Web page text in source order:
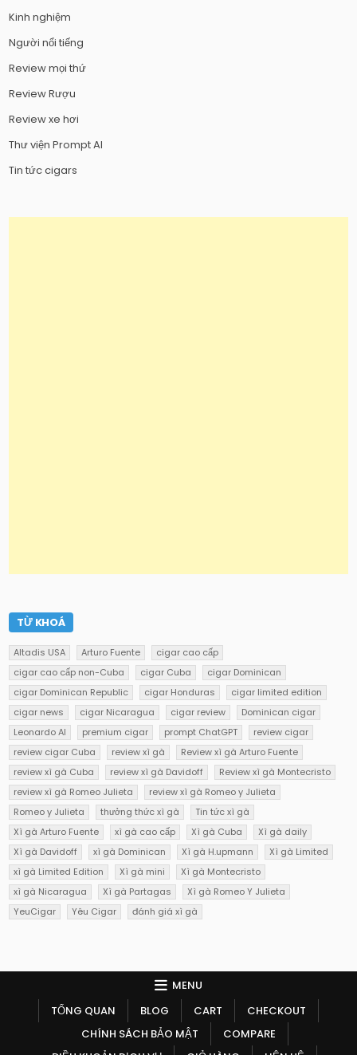
Kinh nghiệm
Người nổi tiếng
Review mọi thứ
Review Rượu
Review xe hơi
Thư viện Prompt AI
Tin tức cigars
TỪ KHOÁ
Altadis USA Arturo Fuente
cigar cao cấp
cigar cao cấp non-Cuba
cigar Cuba
cigar Dominican
cigar Dominican Republic
cigar Honduras
cigar limited edition
cigar news
cigar Nicaragua cigar review
Dominican cigar
Leonardo AI
premium cigar prompt ChatGPT
review cigar
review cigar Cuba
review xì gà
Review xì gà Arturo Fuente
review xì gà Cuba
review xì gà Davidoff
Review xì gà Montecristo
review xì gà Romeo Julieta
review xì gà Romeo y Julieta
Romeo y Julieta
thưởng thức xì gà
Tin tức xì gà
Xì gà Arturo Fuente
xì gà cao cấp Xì gà Cuba
Xì gà daily
Xì gà Davidoff
xì gà Dominican Xì gà H.upmann
Xì gà Limited
xì gà Limited Edition
Xì gà mini
Xì gà Montecristo
xì gà Nicaragua
Xì gà Partagas
Xì gà Romeo Y Julieta
YeuCigar
Yêu Cigar đánh giá xì gà
MENU
TỔNG QUAN
BLOG CART
CHECKOUT
CHÍNH SÁCH BẢO MẬT
COMPARE